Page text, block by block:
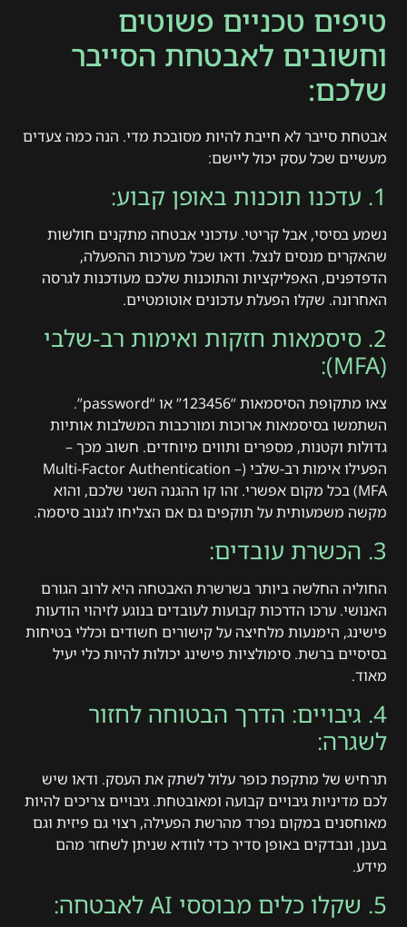
טיפים טכניים פשוטים
וחשובים לאבטחת הסייבר
שלכם:
אבטחת סייבר לא חייבת להיות מסובכת מדי. הנה כמה צעדים
מעשיים שכל עסק יכול ליישם:
1. עדכנו תוכנות באופן קבוע:
נשמע בסיסי, אבל קריטי. עדכוני אבטחה מתקנים חולשות
שהאקרים מנסים לנצל. ודאו שכל מערכות ההפעלה,
הדפדפנים, האפליקציות והתוכנות שלכם מעודכנות לגרסה
האחרונה. שקלו הפעלת עדכונים אוטומטיים.
2. סיסמאות חזקות ואימות רב-שלבי
(MFA):
צאו מתקופת הסיסמאות “123456” או “password”.
השתמשו בסיסמאות ארוכות ומורכבות המשלבות אותיות
גדולות וקטנות, מספרים ותווים מיוחדים. חשוב מכך –
הפעילו אימות רב-שלבי (Multi-Factor Authentication –
MFA) בכל מקום אפשרי. זהו קו ההגנה השני שלכם, והוא
מקשה משמעותית על תוקפים גם אם הצליחו לגנוב סיסמה.
3. הכשרת עובדים:
החוליה החלשה ביותר בשרשרת האבטחה היא לרוב הגורם
האנושי. ערכו הדרכות קבועות לעובדים בנוגע לזיהוי הודעות
פישינג, הימנעות מלחיצה על קישורים חשודים וכללי בטיחות
בסיסיים ברשת. סימולציות פישינג יכולות להיות כלי יעיל
מאוד.
4. גיבויים: הדרך הבטוחה לחזור
לשגרה:
תרחיש של מתקפת כופר עלול לשתק את העסק. ודאו שיש
לכם מדיניות גיבויים קבועה ומאובטחת. גיבויים צריכים להיות
מאוחסנים במקום נפרד מהרשת הפעילה, רצוי גם פיזית וגם
בענן, ונבדקים באופן סדיר כדי לוודא שניתן לשחזר מהם
מידע.
5. שקלו כלים מבוססי AI לאבטחה: